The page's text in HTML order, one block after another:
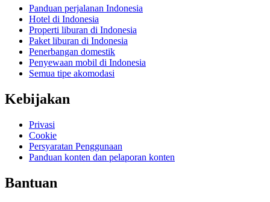
Panduan perjalanan Indonesia
Hotel di Indonesia
Properti liburan di Indonesia
Paket liburan di Indonesia
Penerbangan domestik
Penyewaan mobil di Indonesia
Semua tipe akomodasi
Kebijakan
Privasi
Cookie
Persyaratan Penggunaan
Panduan konten dan pelaporan konten
Bantuan